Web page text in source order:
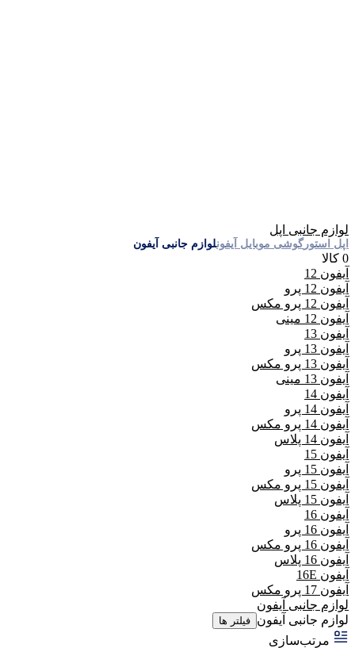
لوازم جانبی اپل
اپل استور گوشی موبایل آیفونلوازم جانبی آیفون
0 کالا
آیفون 12
آیفون 12 پرو
آیفون 12 پرو مکس
آیفون 12 مینی
آیفون 13
آیفون 13 پرو
آیفون 13 پرو مکس
آیفون 13 مینی
آیفون 14
آیفون 14 پرو
آیفون 14 پرو مکس
آیفون 14 پلاس
آیفون 15
آیفون 15 پرو
آیفون 15 پرو مکس
آیفون 15 پلاس
آیفون 16
آیفون 16 پرو
آیفون 16 پرو مکس
آیفون 16 پلاس
آیفون 16E
آیفون 17 پرو مکس
لوازم جانبی آیفون
لوازم جانبی آیفون فیلتر ها
مرتب‌سازی